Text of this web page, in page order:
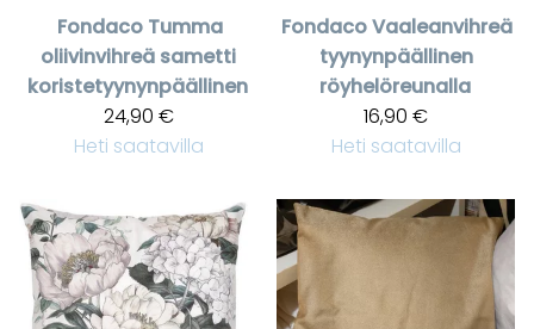
Fondaco Tumma
oliivinvihreä sametti
koristetyynynpäällinen
24,90 €
Heti saatavilla
FondacoVaaleanvihreä
tyynynpäällinen
röyhelöreunalla
16,90 €
Heti saatavilla